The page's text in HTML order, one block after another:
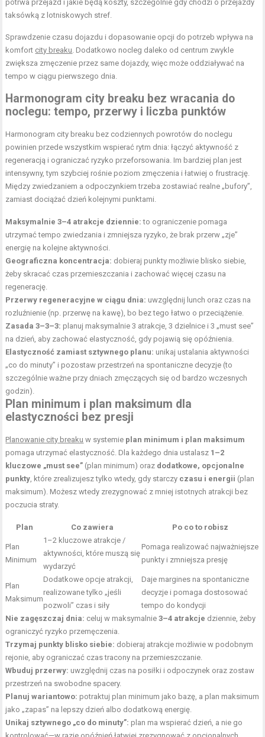
potrwa przejazd i jakie będą koszty, szczególnie gdy chodzi o przejazdy
taksówką z lotniskowych stref.
Sprawdzenie czasu dojazdu i dopasowanie opcji do potrzeb wpływa na
komfort city breaku. Dodatkowo nocleg daleko od centrum zwykle
zwiększa zmęczenie przez same dojazdy, więc może oddziaływać na
tempo w ciągu pierwszego dnia.
Harmonogram city breaku bez wracania do
noclegu: tempo, przerwy i liczba punktów
Harmonogram city breaku bez codziennych powrotów do noclegu
powinien przede wszystkim wspierać rytm dnia: łączyć aktywność z
regeneracją i ograniczać ryzyko przeforsowania. Im bardziej plan jest
intensywny, tym szybciej rośnie poziom zmęczenia i łatwiej o frustrację.
Między zwiedzaniem a odpoczynkiem trzeba zostawiać realne „bufory”,
zamiast dociążać dzień kolejnymi punktami.
Maksymalnie 3–4 atrakcje dziennie: to ograniczenie pomaga
utrzymać tempo zwiedzania i zmniejsza ryzyko, że brak przerw „zje”
energię na kolejne aktywności.
Geograficzna koncentracja: dobieraj punkty możliwie blisko siebie,
żeby skracać czas przemieszczania i zachować więcej czasu na
regenerację.
Przerwy regeneracyjne w ciągu dnia: uwzględnij lunch oraz czas na
rozluźnienie (np. przerwę na kawę), bo bez tego łatwo o przeciążenie.
Zasada 3–3–3: planuj maksymalnie 3 atrakcje, 3 dzielnice i 3 „must see”
na dzień, aby zachować elastyczność, gdy pojawią się opóźnienia.
Elastyczność zamiast sztywnego planu: unikaj ustalania aktywności
„co do minuty” i pozostaw przestrzeń na spontaniczne decyzje (to
szczególnie ważne przy dniach zmęczących się od bardzo wczesnych
godzin).
Plan minimum i plan maksimum dla
elastyczności bez presji
Planowanie city breaku w systemie plan minimum i plan maksimum
pomaga utrzymać elastyczność. Dla każdego dnia ustalasz 1–2
kluczowe „must see” (plan minimum) oraz dodatkowe, opcjonalne
punkty, które zrealizujesz tylko wtedy, gdy starczy czasu i energii (plan
maksimum). Możesz wtedy zrezygnować z mniej istotnych atrakcji bez
poczucia straty.
Plan Co zawiera Po co to robisz
Plan
Minimum
1–2 kluczowe atrakcje /
aktywności, które muszą się
wydarzyć
Pomaga realizować najważniejsze
punkty i zmniejsza presję
Plan
Maksimum
Dodatkowe opcje atrakcji,
realizowane tylko „jeśli
pozwoli” czas i siły
Daje margines na spontaniczne
decyzje i pomaga dostosować
tempo do kondycji
Nie zagęszczaj dnia: celuj w maksymalnie3–4 atrakcje dziennie, żeby
ograniczyć ryzyko przemęczenia.
Trzymaj punkty blisko siebie: dobieraj atrakcje możliwie w podobnym
rejonie, aby ograniczać czas tracony na przemieszczanie.
Wbuduj przerwy: uwzględnij czas na posiłki i odpoczynek oraz zostaw
przestrzeń na swobodne spacery.
Planuj wariantowo: potraktuj plan minimum jako bazę, a plan maksimum
jako „zapas” na lepszy dzień albo dodatkową energię.
Unikaj sztywnego „co do minuty”: plan ma wspierać dzień, a nie go